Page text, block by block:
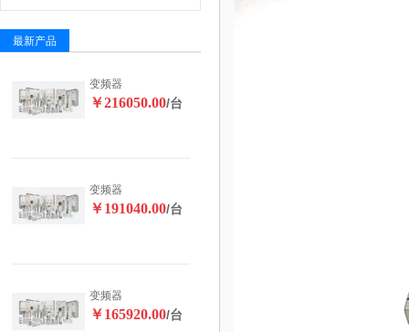
最新产品
变频器
￥216050.00/台
变频器
￥191040.00/台
变频器
￥165920.00/台